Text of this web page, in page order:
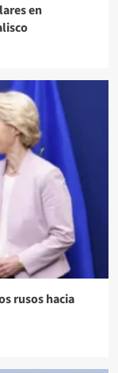
en
rusos hacia